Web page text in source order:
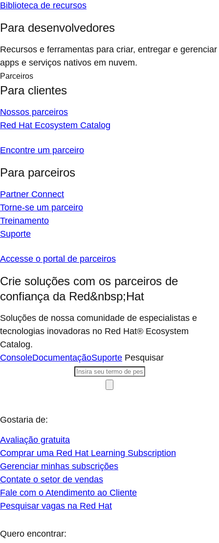
Biblioteca de recursos
Para desenvolvedores
Recursos e ferramentas para criar, entregar e gerenciar
apps e serviços nativos em nuvem.
Parceiros
Para clientes
Nossos parceiros
Red Hat Ecosystem Catalog
Encontre um parceiro
Para parceiros
Partner Connect
Torne-se um parceiro
Treinamento
Suporte
Accesse o portal de parceiros
Crie soluções com os parceiros de
confiança da Red&nbsp;Hat
Soluções de nossa comunidade de especialistas e
tecnologias inovadoras no Red Hat® Ecosystem
Catalog.
ConsoleDocumentaçãoSuporte Pesquisar
Gostaria de:
Avaliação gratuita
Comprar uma Red Hat Learning Subscription
Gerenciar minhas subscrições
Contate o setor de vendas
Fale com o Atendimento ao Cliente
Pesquisar vagas na Red Hat
Quero encontrar: